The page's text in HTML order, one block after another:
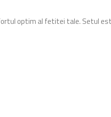
optim al fetitei tale. Setul